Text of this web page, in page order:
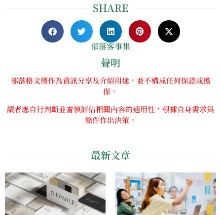
SHARE
部落客事集
聲明
部落格文僅作為資訊分享及介紹用途，並不構成任何保證或擔
保。
讀者應自行判斷並審慎評估相關內容的適用性，根據自身需求與
條件作出決策。
最新文章